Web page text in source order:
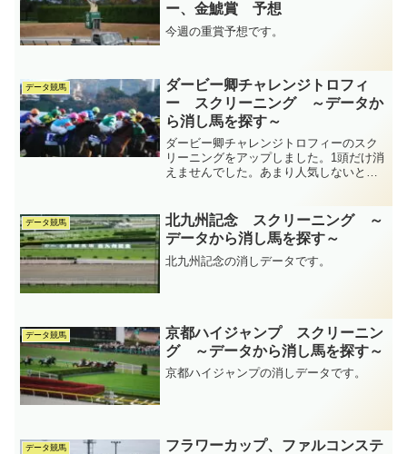
ー、金鯱賞 予想
今週の重賞予想です。
データ競馬
ダービー卿チャレンジトロフィ
ー スクリーニング ～データか
ら消し馬を探す～
ダービー卿チャレンジトロフィーのスク
リーニングをアップしました。1頭だけ消
えませんでした。あまり人気しないと思
データ競馬
北九州記念 スクリーニング ～
データから消し馬を探す～
北九州記念の消しデータです。
データ競馬
京都ハイジャンプ スクリーニン
グ ～データから消し馬を探す～
京都ハイジャンプの消しデータです。
データ競馬
フラワーカップ、ファルコンステ